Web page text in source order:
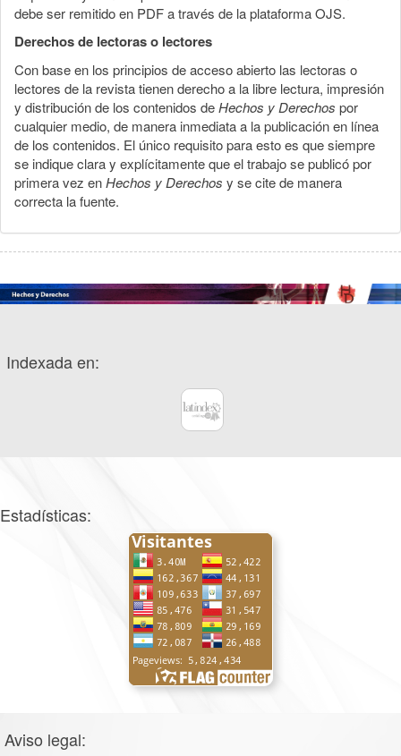
debe ser remitido en PDF a través de la plataforma OJS.
Derechos de lectoras o lectores
Con base en los principios de acceso abierto las lectoras o
lectores de la revista tienen derecho a la libre lectura, impresión
y distribución de los contenidos deHechos y Derechos por
cualquier medio, de manera inmediata a la publicación en línea
de los contenidos. El único requisito para esto es que siempre
se indique clara y explícitamente que el trabajo se publicó por
primera vez enHechos y Derechos y se cite de manera
correcta la fuente.
Indexada en:
Estadísticas:
Aviso legal: